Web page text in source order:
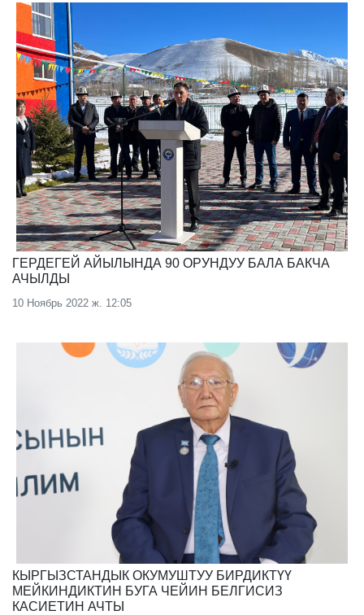
ГЕРДЕГЕЙ АЙЫЛЫНДА 90 ОРУНДУУ БАЛА БАКЧА
АЧЫЛДЫ
10 Ноябрь 2022 ж. 12:05
КЫРГЫЗСТАНДЫК ОКУМУШТУУ БИРДИКТҮҮ
МЕЙКИНДИКТИН БУГА ЧЕЙИН БЕЛГИСИЗ
КАСИЕТИН АЧТЫ